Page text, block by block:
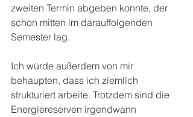
zweiten Termin abgeben konnte, der
schon mitten im darauffolgenden
Semester lag.
Ich würde außerdem von mir
behaupten, dass ich ziemlich
strukturiert arbeite. Trotzdem sind die
Energiereserven irgendwann